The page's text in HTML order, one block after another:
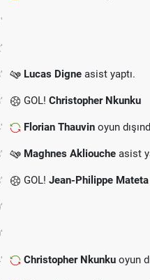
Lucas Digne asist yaptı.
GOL! Christopher Nkunku
Florian Thauvin oyun
Maghnes Akliouche asist
GOL! Jean-Philippe Mateta
Christopher Nkunku oyun